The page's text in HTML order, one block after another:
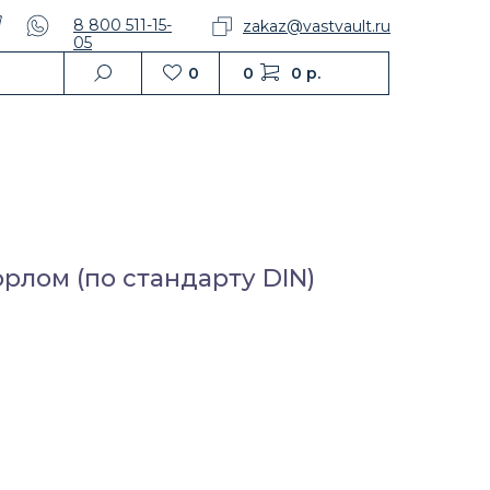
0
8 800 511-15-
05
zakaz@vastvault.ru
0 р.
0
(по стандарту DIN)